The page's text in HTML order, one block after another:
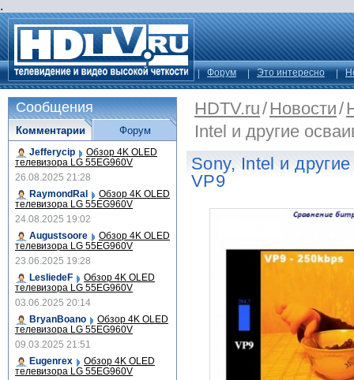
.
Форум Это интересно
HDTV.ru/Новости/
Intel и другие
Sony, Intel и
VP9
Сообщения
Комментарии
Jefferycip Обзор 4K OLED
телевизора LG 55EG960V
26.08.2025 21:28
RaymondRal
Обзор 4K OLED
телевизора LG 55EG960V
24.08.2025 19:02
Augustsoore
Обзор 4K OLED
телевизора LG 55EG960V
23.06.2025 19:28
LesliedeF
Обзор 4K OLED
телевизора LG 55EG960V
03.06.2025 20:14
BryanBoano
Обзор 4K OLED
телевизора LG 55EG960V
09.03.2025 21:51
Eugenrex
Обзор 4K OLED
телевизора LG 55EG960V
Форум